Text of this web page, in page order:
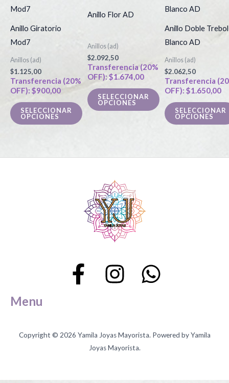
Anillo Giratorio
Mod7
Anillos (ad)
$1.125,00
Transferencia (20%
OFF): $900,00
SELECCIONAR
OPCIONES
variantes.
Las
opciones
pueden
elegir
página
producto
Anillo Flor AD
Anillos (ad)
$2.092,50
Transferencia (20%
OFF): $1.674,00
SELECCIONAR
OPCIONES
producto
Las
opciones
se
pueden
elegir
página
Anillo Doble Trebol
Blanco AD
Anillos (ad)
$2.062,50
Transferencia
OFF): $1.650,00
SELECCIONAR
OPCIONES
Menu
Copyright © 2026 Yamila Joyas Mayorista. Powered by Yamila
Joyas Mayorista.